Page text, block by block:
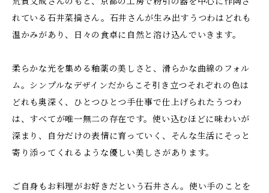
れている石井菜摘さん。石井さんが生み出すうつわはどれも
温かみがあり、日々の食卓に自然と溶け込んでいきます。
柔らかな光を集める釉薬の美しさと、滑らかな曲線のフォル
ム。シンプルなデザインだからこそ引き立つそれぞれの色は
どれも奥深く、ひとつひとつ手仕事で仕上げられたうつわ
は、すべてが唯一無二の存在です。使い込むほどに味わいが
深まり、自分だけの表情に育っていく、そんな生活にそっと
寄り添ってくれるような優しい美しさがあります。
ご自身もお料理がお好きだという石井さん。使い手のことを